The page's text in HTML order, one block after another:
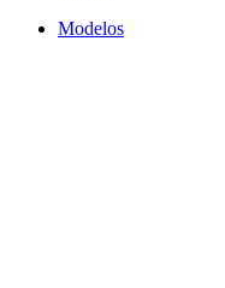
Modelos